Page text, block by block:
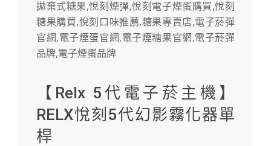
【Relx 5代電子菸主機】
RELX悅刻5代幻影霧化器單
桿